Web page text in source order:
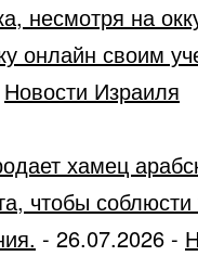
несмотря на
онлайн своим
Новости Израиля
хамец
чтобы
- 26.07.2026 -